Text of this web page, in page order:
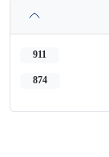
911
874